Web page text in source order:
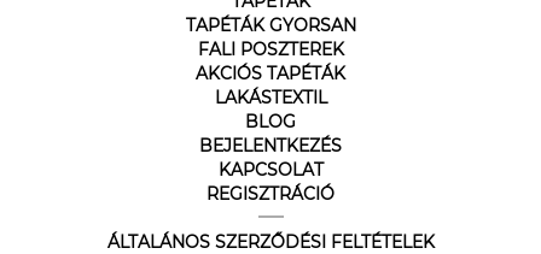
TAPÉTÁK GYORSAN
FALI POSZTEREK
AKCIÓS TAPÉTÁK
LAKÁSTEXTIL
BLOG
BEJELENTKEZÉS
KAPCSOLAT
REGISZTRÁCIÓ
ÁLTALÁNOS SZERZŐDÉSI FELTÉTELEK